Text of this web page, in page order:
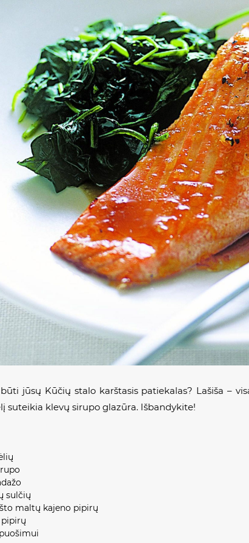
jūsų Kūčių stalo karštasis patiekalas? Lašiša –
suteikia klevų sirupo glazūra. Išbandykite!
sulčių
maltų kajeno pipirų